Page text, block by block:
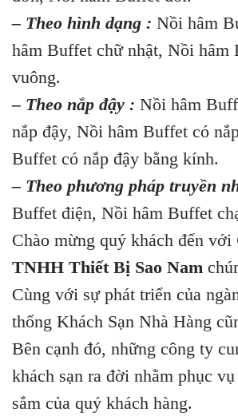
– Theo hình dạng : Nồi hâm
hâm Buffet chữ nhật, Nồi hâm
vuông.
– Theo nắp đậy : Nồi hâm
nắp đậy, Nồi hâm Buffet có
Buffet có nắp đậy bằng kính.
– Theo phương pháp truyền
Buffet điện, Nồi hâm Buffet
Chào mừng quý khách đến với
TNHH Thiết Bị Sao Nam
Cùng với sự phát triển của
thống Khách Sạn Nhà Hàng
Bên cạnh đó, những công ty
khách sạn ra đời nhằm phục
sắm của quý khách hàng.